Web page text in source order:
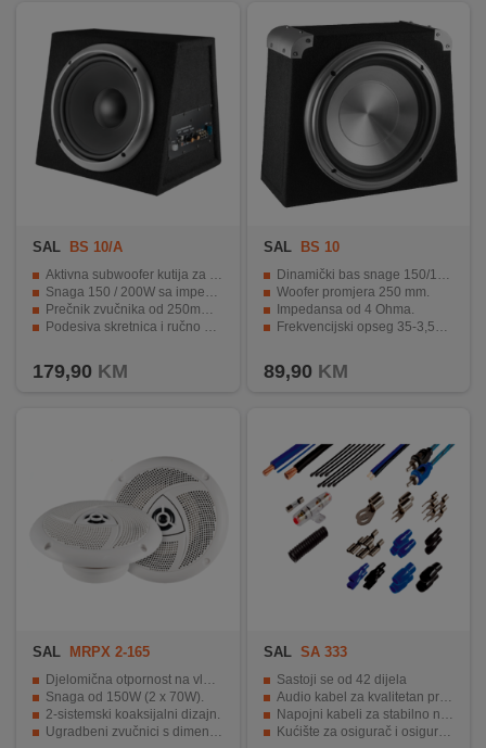
KLIMATIZACIJA
SECURITY
INTERNO
BRENDOVI
KONTAKT
KUPOVINA
SAL BS 10/A
Aktivna subwoofer kutija za automobil
Snaga 150 / 200W sa impedansom od 4 Ohm
Prečnik zvučnika od 250mm s PP membranom
Podesiva skretnica i ručno podešavanje zvuka
179,90 KM
SAL BS 10
Dinamički bas snage 150/100 W.
Woofer promjera 250 mm.
Impedansa od 4 Ohma.
Frekvencijski opseg 35-3,500 Hz.
89,90 KM
SAL MRPX 2-165
Djelomična otpornost na vlagu i paru.
Snaga od 150W (2 x 70W).
2-sistemski koaksijalni dizajn.
Ugradbeni zvučnici s dimenzijama Ø165mm.
SAL SA 333
Sastoji se od 42 dijela
Audio kabel za kvalitetan prijenos zvuka
Napojni kabeli za stabilno napajanje
Kućište za osigurač i osigurač za zaštitu